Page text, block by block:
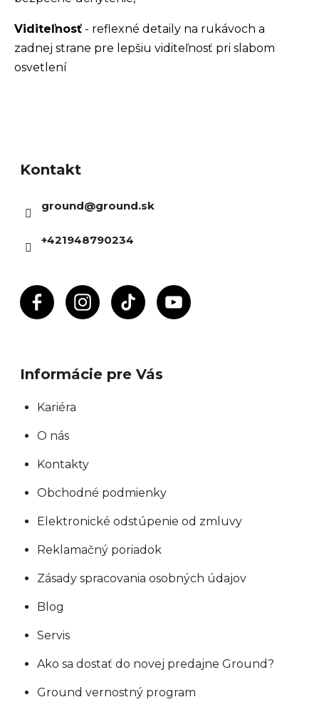
Viditeľnosť - reflexné detaily na rukávoch a
zadnej strane pre lepšiu viditeľnosť pri slabom
osvetlení
Kontakt
ground@ground.sk
+421948790234
Informácie pre Vás
Kariéra
O nás
Kontakty
Obchodné podmienky
Elektronické odstúpenie od zmluvy
Reklamačný poriadok
Zásady spracovania osobných údajov
Blog
Servis
Ako sa dostať do novej predajne Ground?
Ground vernostný program